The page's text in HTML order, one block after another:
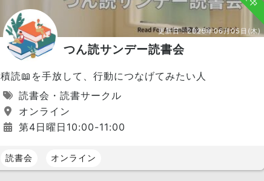
更新日：2025年06月05日(木)
つん読サンデー読書会
積読📖を手放して、行動につなげてみたい人
読書会・読書サークル
オンライン
第4日曜日10:00-11:00
読書会 オンライン